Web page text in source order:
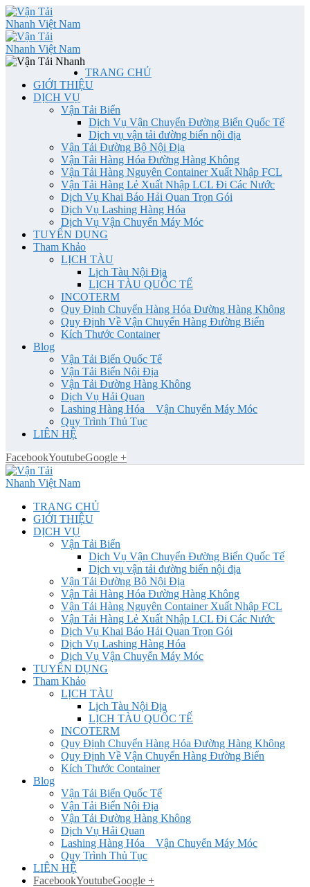
TRANG CHỦ
GIỚI THIỆU
DỊCH VỤ
Vận Tải Biển
Dịch Vụ Vận Chuyển Đường Biển Quốc Tế
Dịch vụ vận tải đường biển nội địa
Vận Tải Đường Bộ Nội Địa
Vận Tải Hàng Hóa Đường Hàng Không
Vận Tải Hàng Nguyên Container Xuất Nhập FCL
Vận Tải Hàng Lẻ Xuất Nhập LCL Đi Các Nước
Dịch Vụ Khai Báo Hải Quan Trọn Gói
Dịch Vụ Lashing Hàng Hóa
Dịch Vụ Vận Chuyển Máy Móc
TUYỂN DỤNG
Tham Khảo
LỊCH TÀU
Lịch Tàu Nội Địa
LỊCH TÀU QUỐC TẾ
INCOTERM
Quy Định Chuyển Hàng Hóa Đường Hàng Không
Quy Định Về Vận Chuyển Hàng Đường Biển
Kích Thước Container
Blog
Vận Tải Biển Quốc Tế
Vận Tải Biển Nội Địa
Vận Tải Đường Hàng Không
Dịch Vụ Hải Quan
Lashing Hàng Hóa _ Vận Chuyển Máy Móc
Quy Trình Thủ Tục
LIÊN HỆ
FacebookYoutubeGoogle +
TRANG CHỦ
GIỚI THIỆU
DỊCH VỤ
Vận Tải Biển
Dịch Vụ Vận Chuyển Đường Biển Quốc Tế
Dịch vụ vận tải đường biển nội địa
Vận Tải Đường Bộ Nội Địa
Vận Tải Hàng Hóa Đường Hàng Không
Vận Tải Hàng Nguyên Container Xuất Nhập FCL
Vận Tải Hàng Lẻ Xuất Nhập LCL Đi Các Nước
Dịch Vụ Khai Báo Hải Quan Trọn Gói
Dịch Vụ Lashing Hàng Hóa
Dịch Vụ Vận Chuyển Máy Móc
TUYỂN DỤNG
Tham Khảo
LỊCH TÀU
Lịch Tàu Nội Địa
LỊCH TÀU QUỐC TẾ
INCOTERM
Quy Định Chuyển Hàng Hóa Đường Hàng Không
Quy Định Về Vận Chuyển Hàng Đường Biển
Kích Thước Container
Blog
Vận Tải Biển Quốc Tế
Vận Tải Biển Nội Địa
Vận Tải Đường Hàng Không
Dịch Vụ Hải Quan
Lashing Hàng Hóa _ Vận Chuyển Máy Móc
Quy Trình Thủ Tục
LIÊN HỆ
FacebookYoutubeGoogle +